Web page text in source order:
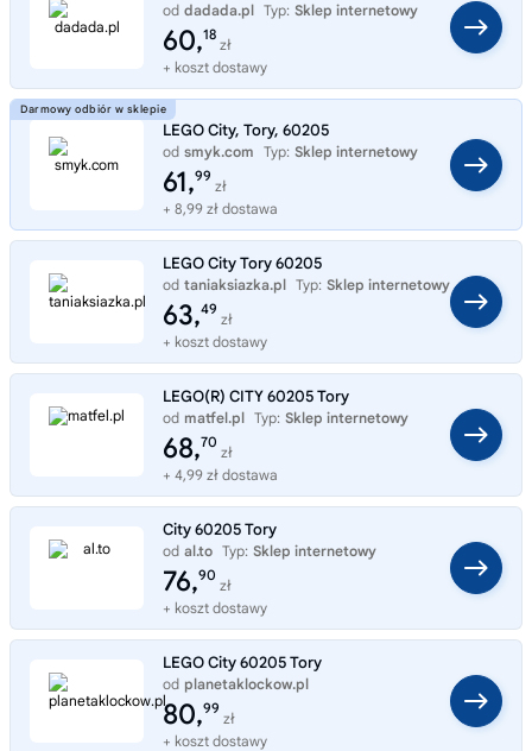
od dadada.pl Typ: Sklep internetowy
60,18
zł
+ koszt dostawy
LEGO City, Tory, 60205
od smyk.com Typ: Sklep internetowy
61,99
zł
+ 8,99 zł dostawa
LEGO City Tory 60205
od taniaksiazka.pl Typ: Sklep internetowy
63,49
zł
+ koszt dostawy
LEGO(R) CITY 60205 Tory
od matfel.pl Typ: Sklep internetowy
68,70
zł
+ 4,99 zł dostawa
City 60205 Tory
od al.to Typ: Sklep internetowy
76,90
zł
+ koszt dostawy
LEGO City 60205 Tory
od planetaklockow.pl
Typ:
Sklep internetowy
80,99
zł
+ koszt dostawy